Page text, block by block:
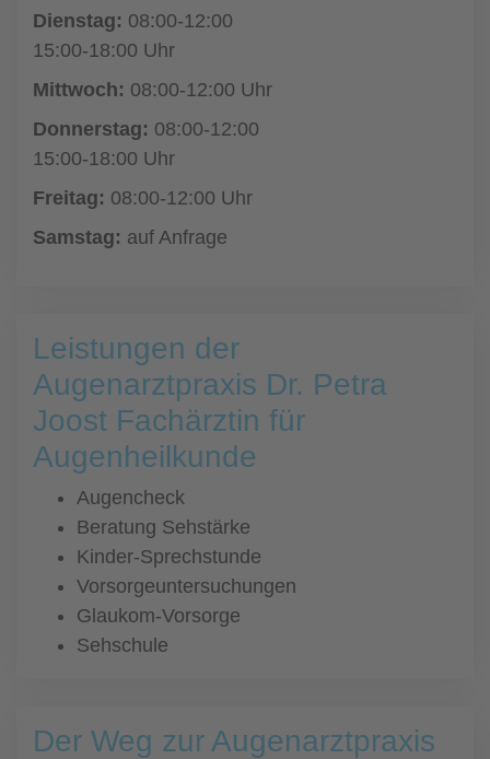
Dienstag: 08:00-12:00
15:00-18:00 Uhr
Mittwoch: 08:00-12:00 Uhr
Donnerstag: 08:00-12:00
15:00-18:00 Uhr
Freitag: 08:00-12:00 Uhr
Samstag: auf Anfrage
Leistungen der
Augenarztpraxis Dr. Petra
Joost Fachärztin für
Augenheilkunde
Augencheck
Beratung Sehstärke
Kinder-Sprechstunde
Vorsorgeuntersuchungen
Glaukom-Vorsorge
Sehschule
Der Weg zur Augenarztpraxis